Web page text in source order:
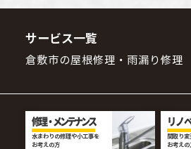
サービス一覧
倉敷市の屋根修理・雨漏り修理
修理・メンテナンス
水まわりの修理や小工事を
お考えの方
リノ
間取り
お考えの